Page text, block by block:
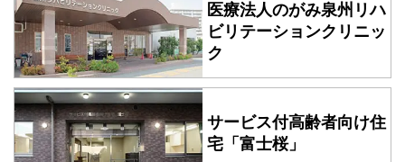
医療法人のがみ泉州 リハ
ビリテーションクリニッ
ク
サービス付高齢者向け住
宅 「富士桜」